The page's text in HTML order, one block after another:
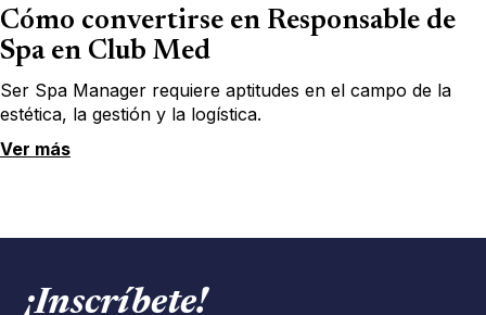
Cómo convertirse en Responsable de
Spa en Club Med
Ser Spa Manager requiere aptitudes en el campo de la
estética, la gestión y la logística.
Ver más
¡Inscríbete!